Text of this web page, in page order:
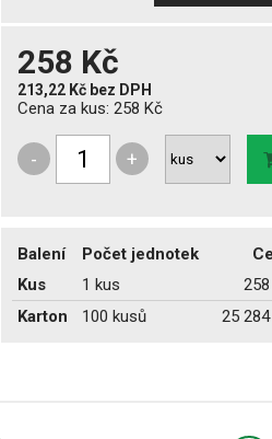
258 Kč
213,22 Kč bez DPH
Cena za kus:258 Kč
- +
Balení Počet jednotek
Kus
1 kus
Karton
100 kusů 25